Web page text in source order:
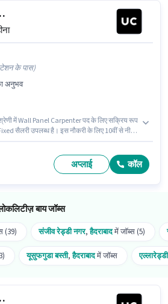
के पास)
अनुभव
में Wall Panel Carpenter पद के लिए सक्रिय रूप
सैलरी उपलब्ध है। इस नौकरी के लिए 10वीं से नीचे
और 6 days working प्रति सप्ताह है।
अप्लाई कॉल
बाय जॉब्स
(39) संजीव रेड्डी नगर,हैदराबादमें जॉब्स (5)
यूसुफगुडा बस्ती,हैदराबादमें जॉब्स